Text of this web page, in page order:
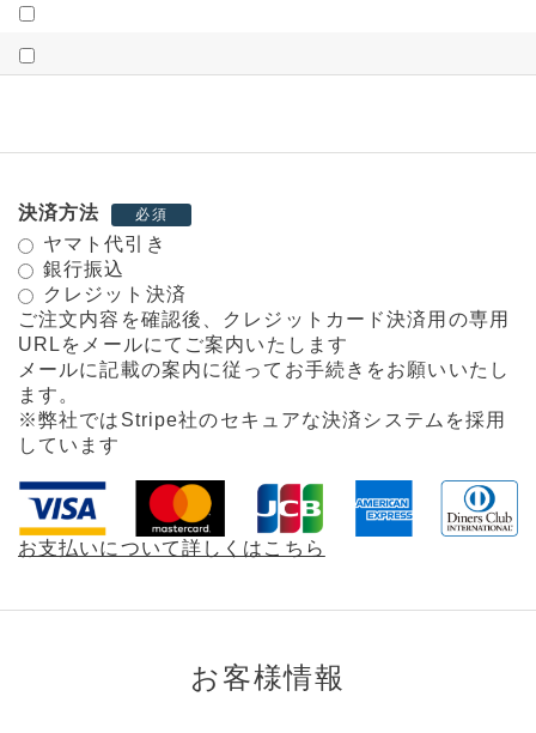
決済方法 必須
ヤマト代引き
銀行振込
クレジット決済
ご注文内容を確認後、クレジットカード決済用の専用
URLをメールにてご案内いたします
メールに記載の案内に従ってお手続きをお願いいたし
ます。
※弊社ではStripe社のセキュアな決済システムを採用
しています
お支払いについて詳しくはこちら
お客様情報